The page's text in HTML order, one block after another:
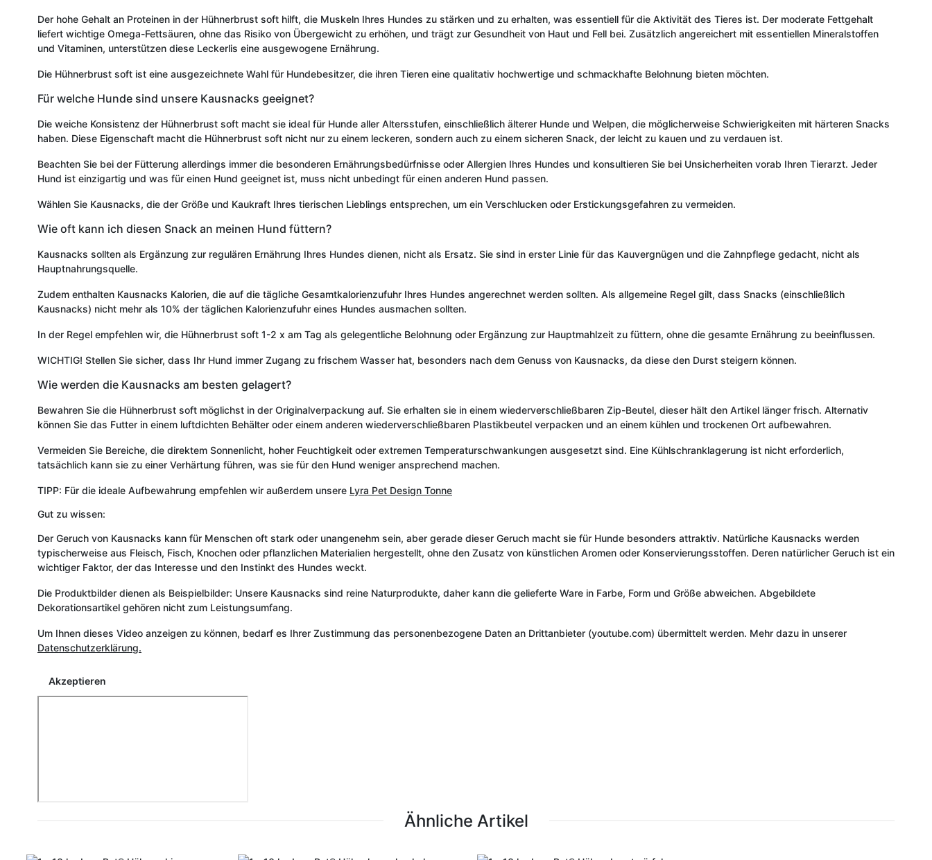
Der hohe Gehalt an Proteinen in der Hühnerbrust soft hilft, die Muskeln Ihres Hundes zu stärken und zu erhalten, was essentiell für die Aktivität des Tieres ist. Der moderate Fettgehalt
liefert wichtige Omega-Fettsäuren, ohne das Risiko von Übergewicht zu erhöhen, und trägt zur Gesundheit von Haut und Fell bei. Zusätzlich angereichert mit essentiellen Mineralstoffen
und Vitaminen, unterstützen diese Leckerlis eine ausgewogene Ernährung.
Die Hühnerbrust soft ist eine ausgezeichnete Wahl für Hundebesitzer, die ihren Tieren eine qualitativ hochwertige und schmackhafte Belohnung bieten möchten.
Für welche Hunde sind unsere Kausnacks geeignet?
Die weiche Konsistenz der Hühnerbrust soft macht sie ideal für Hunde aller Altersstufen, einschließlich älterer Hunde und Welpen, die möglicherweise Schwierigkeiten mit härteren Snacks
haben. Diese Eigenschaft macht die Hühnerbrust soft nicht nur zu einem leckeren, sondern auch zu einem sicheren Snack, der leicht zu kauen und zu verdauen ist.
Beachten Sie bei der Fütterung allerdings immer die besonderen Ernährungsbedürfnisse oder Allergien Ihres Hundes und konsultieren Sie bei Unsicherheiten vorab Ihren Tierarzt. Jeder
Hund ist einzigartig und was für einen Hund geeignet ist, muss nicht unbedingt für einen anderen Hund passen.
Wählen Sie Kausnacks, die der Größe und Kaukraft Ihres tierischen Lieblings entsprechen, um ein Verschlucken oder Erstickungsgefahren zu vermeiden.
Wie oft kann ich diesen Snack an meinen Hund füttern?
Kausnacks sollten als Ergänzung zur regulären Ernährung Ihres Hundes dienen, nicht als Ersatz. Sie sind in erster Linie für das Kauvergnügen und die Zahnpflege gedacht, nicht als
Hauptnahrungsquelle.
Zudem enthalten Kausnacks Kalorien, die auf die tägliche Gesamtkalorienzufuhr Ihres Hundes angerechnet werden sollten. Als allgemeine Regel gilt, dass Snacks (einschließlich
Kausnacks) nicht mehr als 10% der täglichen Kalorienzufuhr eines Hundes ausmachen sollten.
In der Regel empfehlen wir, die Hühnerbrust soft 1-2 x am Tag als gelegentliche Belohnung oder Ergänzung zur Hauptmahlzeit zu füttern, ohne die gesamte Ernährung zu beeinflussen.
WICHTIG! Stellen Sie sicher, dass Ihr Hund immer Zugang zu frischem Wasser hat, besonders nach dem Genuss von Kausnacks, da diese den Durst steigern können.
Wie werden die Kausnacks am besten gelagert?
Bewahren Sie die Hühnerbrust soft möglichst in der Originalverpackung auf. Sie erhalten sie in einem wiederverschließbaren Zip-Beutel, dieser hält den Artikel länger frisch. Alternativ
können Sie das Futter in einem luftdichten Behälter oder einem anderen wiederverschließbaren Plastikbeutel verpacken und an einem kühlen und trockenen Ort aufbewahren.
Vermeiden Sie Bereiche, die direktem Sonnenlicht, hoher Feuchtigkeit oder extremen Temperaturschwankungen ausgesetzt sind. Eine Kühlschranklagerung ist nicht erforderlich,
tatsächlich kann sie zu einer Verhärtung führen, was sie für den Hund weniger ansprechend machen.
TIPP: Für die ideale Aufbewahrung empfehlen wir außerdem unsere Lyra Pet Design Tonne
Gut zu wissen:
Der Geruch von Kausnacks kann für Menschen oft stark oder unangenehm sein, aber gerade dieser Geruch macht sie für Hunde besonders attraktiv. Natürliche Kausnacks werden
typischerweise aus Fleisch, Fisch, Knochen oder pflanzlichen Materialien hergestellt, ohne den Zusatz von künstlichen Aromen oder Konservierungsstoffen. Deren natürlicher Geruch ist ein
wichtiger Faktor, der das Interesse und den Instinkt des Hundes weckt.
Die Produktbilder dienen als Beispielbilder: Unsere Kausnacks sind reine Naturprodukte, daher kann die gelieferte Ware in Farbe, Form und Größe abweichen. Abgebildete
Dekorationsartikel gehören nicht zum Leistungsumfang.
Um Ihnen dieses Video anzeigen zu können, bedarf es Ihrer Zustimmung das personenbezogene Daten an Drittanbieter (youtube.com) übermittelt werden. Mehr dazu in unserer
Datenschutzerklärung.
Akzeptieren
Ähnliche Artikel